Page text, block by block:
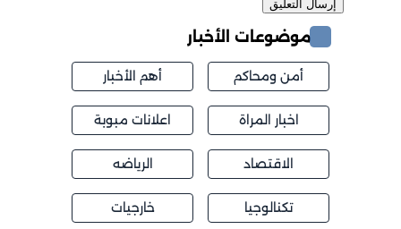
موضوعات الأخبار
أمن ومحاكم أهم الأخبار
اخبار المراة اعلانات مبوبة
الاقتصاد الرياضه
تكنالوجيا خارجيات